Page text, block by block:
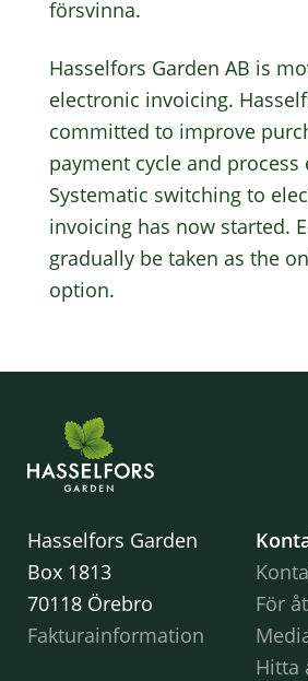
försvinna.
Hasselfors Garden AB is
electronic invoicing.
committed to improve
payment cycle and process
Systematic switching to
invoicing has now started.
gradually be taken as the
option.
Hasselfors Garden
Box 1813
70118 Örebro
Fakturainformation
För
Hitta